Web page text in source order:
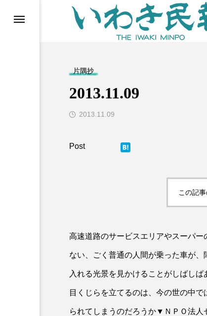
片隅抄
2013.11.09
2013.11.09
Post
この記
高速道路のサービスエリアやスーパ
ない、ごく普通の人間が乗った車が
入れる光景を見かけることがしばし
目くじらを立てるのは、今の世の中
られてしまうのだろうか▼ＮＰＯ法人